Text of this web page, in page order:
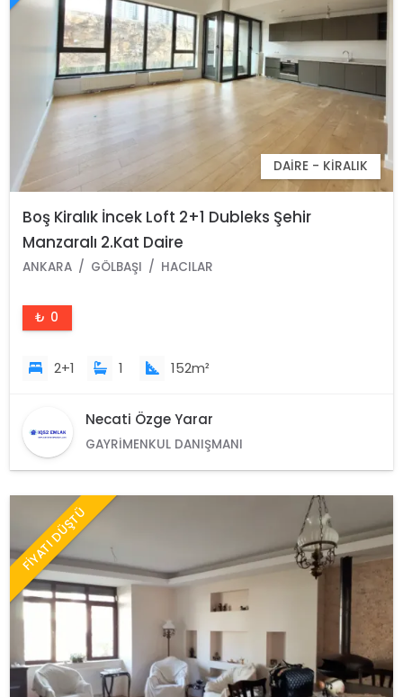
DAIRE - KIRALIK
Boş Kiralık İncek Loft 2+1 Dubleks Şehir
Manzaralı 2.Kat Daire
ANKARA GÖLBAŞI HACILAR
₺ 0
2+1 1 152m²
Necati Özge Yarar
GAYRIMENKUL DANIŞMANI
FİYATI DÜŞTÜ